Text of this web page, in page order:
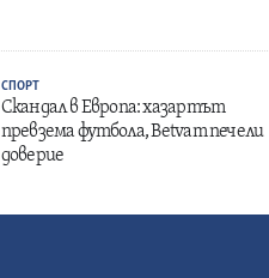
СПОРТ
Скандал в Европа: хазартът
превзема футбола, Betvam печели
доверие